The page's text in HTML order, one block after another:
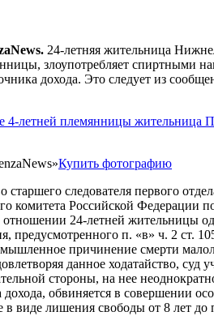
24-летняя жительница
злоупотребляет спиртными
дохода. Это следует из
Купить фотографию
старшего следователя первого
комитета Российской Федерации
отношении 24-летней жительницы
предусмотренного п. «в» ч. 2
причинение смерти
данное ходатайство,
стороны, на нее
обвиняется в совершении
в виде лишения свободы от 8 лет